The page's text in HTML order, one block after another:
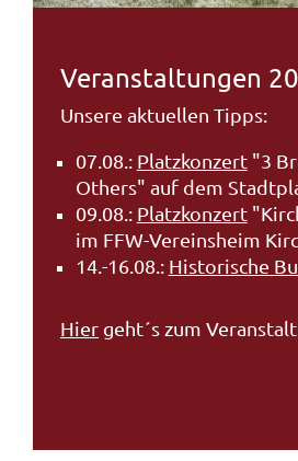
Veranstaltungen
Unsere aktuellen Tipps:
07.08.: Platzkonzert"3
Others" auf dem
09.08.: Platzkonzert
im FFW-Vereinsheim
14.-16.08.: Historische
Hier geht´s zum